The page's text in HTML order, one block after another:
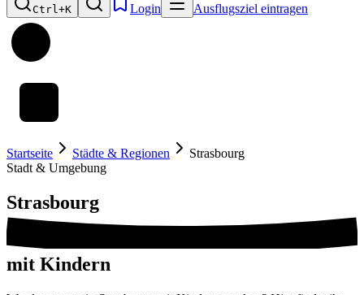
Ctrl+K Login Ausflugsziel eintragen
Startseite Städte & Regionen
Strasbourg
Stadt & Umgebung
Strasbourg
mit Kindern